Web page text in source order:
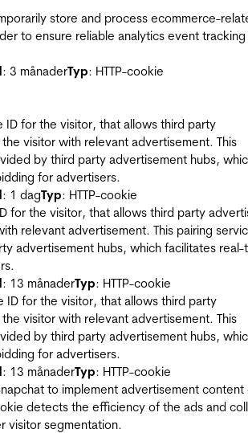
store and process ecommerce-
to ensure reliable analytics event tracking
: 3 månaderTyp: HTTP-cookie
ID for the visitor, that allows third party
visitor with relevant advertisement. This
by third party advertisement hubs,
for advertisers.
: 1 dagTyp: HTTP-cookie
for the visitor, that allows third party
relevant advertisement. This pairing
advertisement hubs, which facilitates real-
: 13 månaderTyp: HTTP-cookie
ID for the visitor, that allows third party
visitor with relevant advertisement. This
by third party advertisement hubs,
for advertisers.
: 13 månaderTyp: HTTP-cookie
to implement advertisement content
detects the efficiency of the ads and
visitor segmentation.